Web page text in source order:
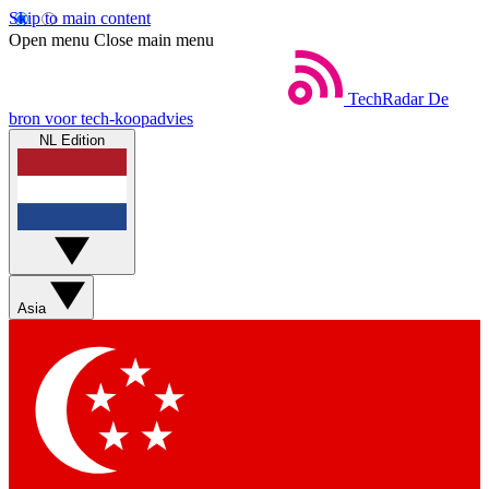
Skip to main content
Open menu Close main menu
TechRadar De
bron voor tech-koopadvies
NL Edition
Asia